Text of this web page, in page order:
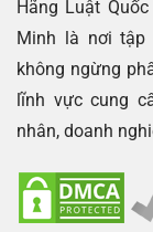
Hãng Luật
Minh là nơi tập
không ngừng
lĩnh vực cung
nhân, doanh